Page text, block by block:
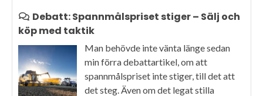
Debatt: Spannmålspriset stiger – Sälj och
köp med taktik
Man behövde inte vänta länge sedan
min förra debattartikel, om att
spannmålspriset inte stiger, till det att
det steg. Även om det legat stilla